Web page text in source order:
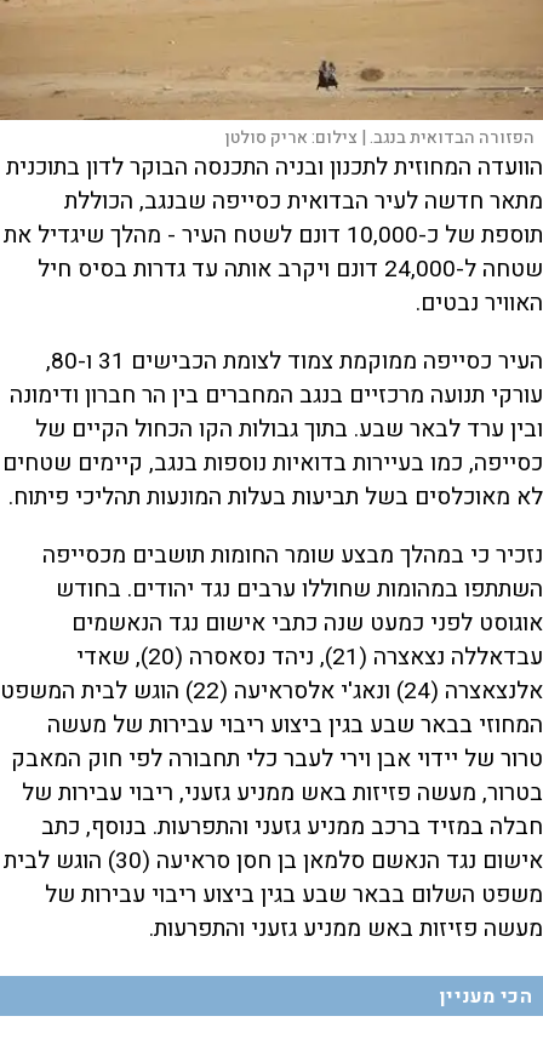
הפזורה הבדואית בנגב. | צילום:אריק סולטן
הוועדה המחוזית לתכנון ובניה התכנסה הבוקר לדון בתוכנית
מתאר חדשה לעיר הבדואית כסייפה שבנגב, הכוללת
תוספת של כ-10,000 דונם לשטח העיר - מהלך שיגדיל את
שטחה ל-24,000 דונם ויקרב אותה עד גדרות בסיס חיל
האוויר נבטים.
העיר כסייפה ממוקמת צמוד לצומת הכבישים 31 ו-80,
עורקי תנועה מרכזיים בנגב המחברים בין הר חברון ודימונה
ובין ערד לבאר שבע. בתוך גבולות הקו הכחול הקיים של
כסייפה, כמו בעיירות בדואיות נוספות בנגב, קיימים שטחים
לא מאוכלסים בשל תביעות בעלות המונעות תהליכי פיתוח.
נזכיר כי במהלך מבצע שומר החומות תושבים מכסייפה
השתתפו במהומות שחוללו ערבים נגד יהודים. בחודש
אוגוסט לפני כמעט שנה כתבי אישום נגד הנאשמים
עבדאללה נצאצרה (21), ניהד נסאסרה (20), שאדי
אלנצאצרה (24) ונאג'י אלסראיעה (22) הוגש לבית המשפט
המחוזי בבאר שבע בגין ביצוע ריבוי עבירות של מעשה
טרור של יידוי אבן וירי לעבר כלי תחבורה לפי חוק המאבק
בטרור, מעשה פזיזות באש ממניע גזעני, ריבוי עבירות של
חבלה במזיד ברכב ממניע גזעני והתפרעות. בנוסף, כתב
אישום נגד הנאשם סלמאן בן חסן סראיעה (30) הוגש לבית
משפט השלום בבאר שבע בגין ביצוע ריבוי עבירות של
מעשה פזיזות באש ממניע גזעני והתפרעות.
הכי מעניין